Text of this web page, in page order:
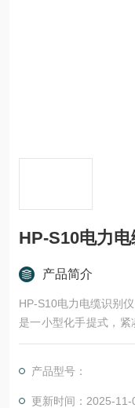
HP-S10电力
产品简介
HP-S10电力电缆识别仪
是一小型化手提式，紧
感器的接收机及连线
性便能识别出要找的电
产品型号：
更新时间：2025-11-